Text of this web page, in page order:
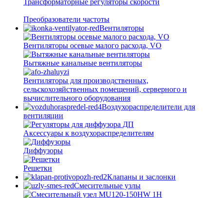
Трансформаторные регуляторы скорости
Преобразователи частоты
Вентиляторы
Вентиляторы осевые малого расхода, VO
Вытяжные канальные вентиляторы
Вентиляторы для производственных,
сельскохозяйственных помещений, серверного и
вычислительного оборудования
Воздухораспределители для
вентиляции
Аксессуары к воздухораспределителям
Диффузоры
Решетки
Клапаны и заслонки
Смесительные узлы